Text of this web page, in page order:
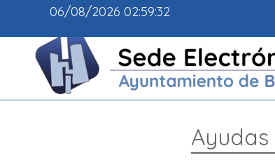
06/08/2026 02:59:32